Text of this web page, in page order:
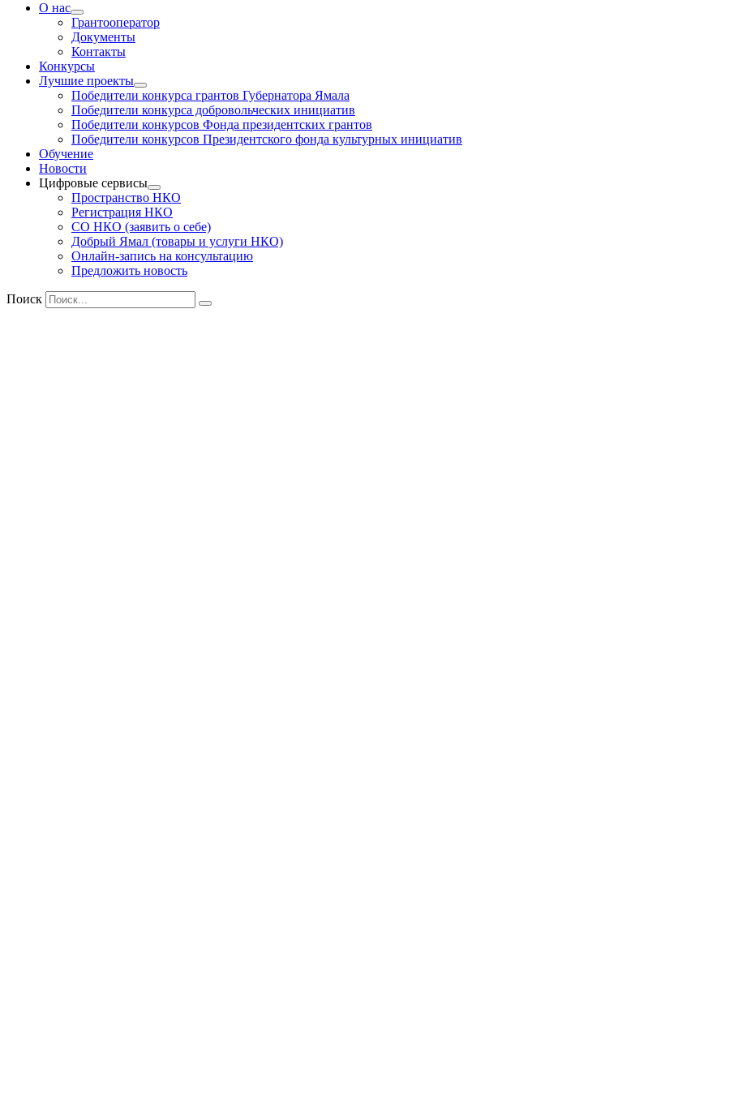
О нас
Грантооператор
Документы
Контакты
Конкурсы
Лучшие проекты
Победители конкурса грантов Губернатора Ямала
Победители конкурса добровольческих инициатив
Победители конкурсов Фонда президентских грантов
Победители конкурсов Президентского фонда культурных инициатив
Обучение
Новости
Цифровые сервисы
Пространство НКО
Регистрация НКО
СО НКО (заявить о себе)
Добрый Ямал (товары и услуги НКО)
Онлайн-запись на консультацию
Предложить новость
Поиск